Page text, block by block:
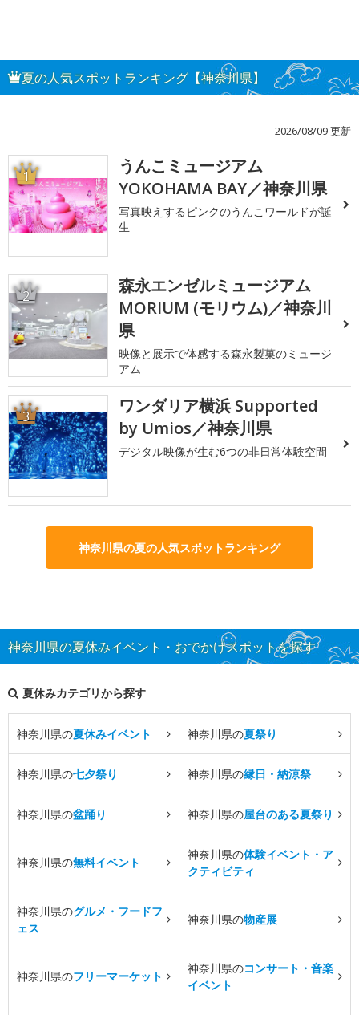
夏の人気スポットランキング【神奈川県】
2026/08/09 更新
1
うんこミュージアム
YOKOHAMA BAY／神奈川県
写真映えするピンクのうんこワールドが誕
生
2
森永エンゼルミュージアム
MORIUM (モリウム)／神奈川
県
映像と展示で体感する森永製菓のミュージ
アム
3
ワンダリア横浜 Supported
by Umios／神奈川県
デジタル映像が生む6つの非日常体験空間
神奈川県の夏の人気スポットランキング
神奈川県の夏休みイベント・おでかけスポットを探す
夏休みカテゴリから探す
神奈川県の夏休みイベント 神奈川県の夏祭り
神奈川県の七夕祭り 神奈川県の縁日・納涼祭
神奈川県の盆踊り 神奈川県の屋台のある夏祭り
神奈川県の無料イベント
神奈川県の体験イベント・ア
クティビティ
神奈川県のグルメ・フードフ
ェス
神奈川県の物産展
神奈川県のフリーマーケット
神奈川県のコンサート・音楽
イベント